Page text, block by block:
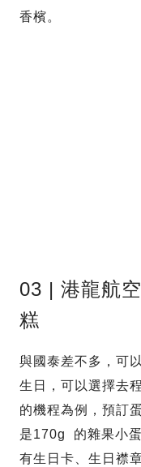
香檳。
03 | 港龍航
糕
與國泰差不多，可
生日，可以選擇去
的機程為例，預訂
是170g 的雜果小
有生日卡、生日襟